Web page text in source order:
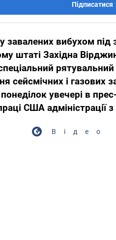
Підписатися
завалених вибухом під
штаті Західна
сейсмічних і газових
увечері в
США адміністрації
Відео